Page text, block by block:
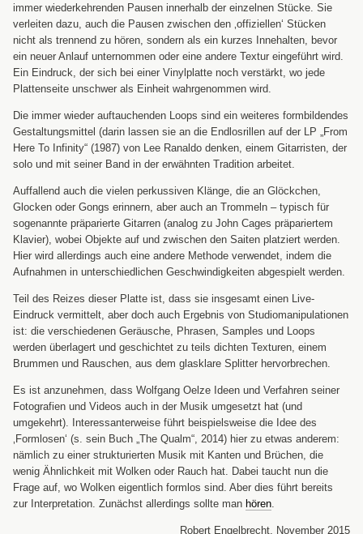
immer wiederkehrenden Pausen innerhalb der einzelnen Stücke. Sie
verleiten dazu, auch die Pausen zwischen den ‚offiziellen‘ Stücken
nicht als trennend zu hören, sondern als ein kurzes Innehalten, bevor
ein neuer Anlauf unternommen oder eine andere Textur eingeführt wird.
Ein Eindruck, der sich bei einer Vinylplatte noch verstärkt, wo jede
Plattenseite unschwer als Einheit wahrgenommen wird.
Die immer wieder auftauchenden Loops sind ein weiteres formbildendes
Gestaltungsmittel (darin lassen sie an die Endlosrillen auf der LP „From
Here To Infinity“ (1987) von Lee Ranaldo denken, einem Gitarristen, der
solo und mit seiner Band in der erwähnten Tradition arbeitet.
Auffallend auch die vielen perkussiven Klänge, die an Glöckchen,
Glocken oder Gongs erinnern, aber auch an Trommeln – typisch für
sogenannte präparierte Gitarren (analog zu John Cages präpariertem
Klavier), wobei Objekte auf und zwischen den Saiten platziert werden.
Hier wird allerdings auch eine andere Methode verwendet, indem die
Aufnahmen in unterschiedlichen Geschwindigkeiten abgespielt werden.
Teil des Reizes dieser Platte ist, dass sie insgesamt einen Live-
Eindruck vermittelt, aber doch auch Ergebnis von Studiomanipulationen
ist: die verschiedenen Geräusche, Phrasen, Samples und Loops
werden überlagert und geschichtet zu teils dichten Texturen, einem
Brummen und Rauschen, aus dem glasklare Splitter hervorbrechen.
Es ist anzunehmen, dass Wolfgang Oelze Ideen und Verfahren seiner
Fotografien und Videos auch in der Musik umgesetzt hat (und
umgekehrt). Interessanterweise führt beispielsweise die Idee des
‚Formlosen‘ (s. sein Buch „The Qualm“, 2014) hier zu etwas anderem:
nämlich zu einer strukturierten Musik mit Kanten und Brüchen, die
wenig Ähnlichkeit mit Wolken oder Rauch hat. Dabei taucht nun die
Frage auf, wo Wolken eigentlich formlos sind. Aber dies führt bereits
zur Interpretation. Zunächst allerdings sollte man hören.
Robert Engelbrecht, November 2015